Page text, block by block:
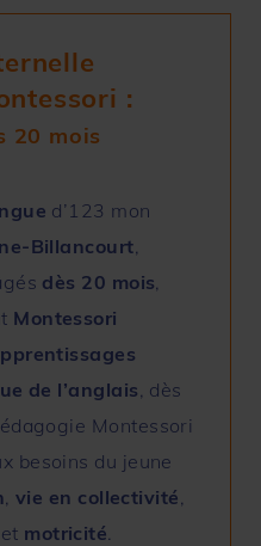
:
20 mois
d’123 mon
Billancourt
dès 20 mois
Montessori
de l’anglais , dès
Montessori
besoins du jeune
vie en collectivité
et motricité